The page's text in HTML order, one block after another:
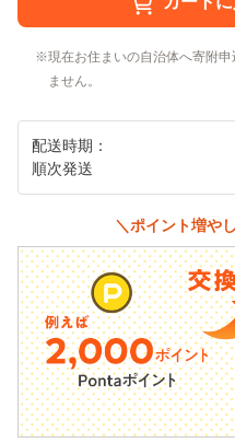
現在お住まいの自治体へ寄附
ません。
配送時期：
順次発送
＼ポイント増や